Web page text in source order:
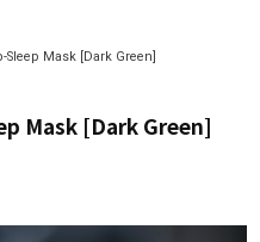
Mask [Dark Green]
Mask [Dark Green]